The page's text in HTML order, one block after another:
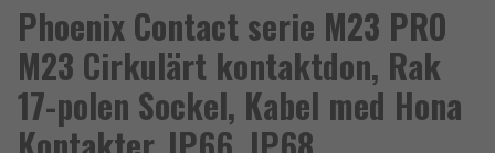
Phoenix Contact serie M23 PRO
M23 Cirkulärt kontaktdon, Rak
17-polen Sockel, Kabel med Hona